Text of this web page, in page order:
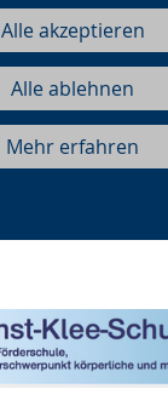
Alle akzeptieren
Alle ablehnen
Mehr erfahren